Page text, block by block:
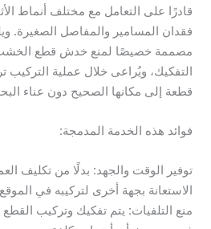
قادرًا على التعامل مع مختلف أنماط
فقدان المسامير والمفاصل الصغيرة.
مصممة خصيصًا لمنع خدش قطع الخشب
التفكيك، ويُراعى خلال عملية التركيب
قطعة إلى مكانها الصحيح دون عناء
فوائد هذه الخدمة المدمجة:
توفير الوقت والجهد: بدلًا من تكليف
الاستعانة بجهة أخرى لتركيبه في
منع التلفيات: يتم تفكيك وتركيب